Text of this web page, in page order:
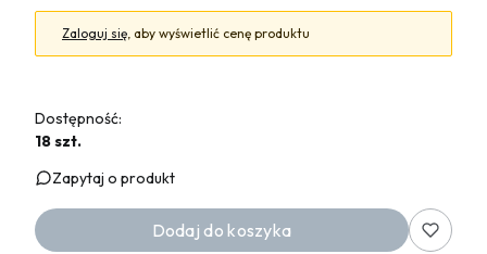
Zaloguj się , aby wyświetlić cenę produktu
Dostępność:
18 szt.
Zapytaj o produkt
Dodaj do koszyka